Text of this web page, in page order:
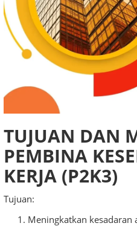
TUJUAN DAN
PEMBINA
KERJA (P2K3)
Tujuan:
Meningkatkan kesadaran